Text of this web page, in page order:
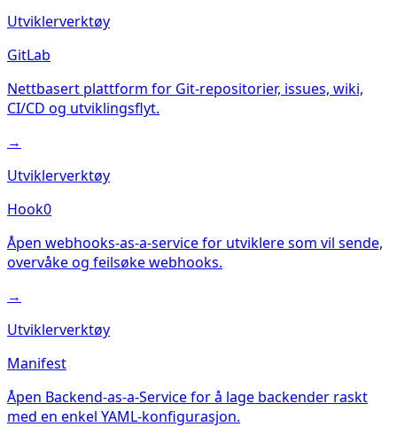
Utviklerverktøy
GitLab
Nettbasert plattform for Git-repositorier, issues, wiki,
CI/CD og utviklingsflyt.
→
Utviklerverktøy
Hook0
Åpen webhooks-as-a-service for utviklere som vil sende,
overvåke og feilsøke webhooks.
→
Utviklerverktøy
Manifest
Åpen Backend-as-a-Service for å lage backender raskt
med en enkel YAML-konfigurasjon.